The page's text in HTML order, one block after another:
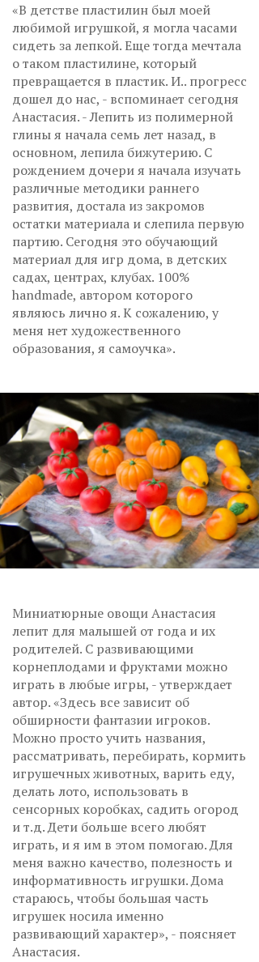
«В детстве пластилин был моей
любимой игрушкой, я могла часами
сидеть за лепкой. Еще тогда мечтала
о таком пластилине, который
превращается в пластик. И.. прогресс
дошел до нас, - вспоминает сегодня
Анастасия. - Лепить из полимерной
глины я начала семь лет назад, в
основном, лепила бижутерию. С
рождением дочери я начала изучать
различные методики раннего
развития, достала из закромов
остатки материала и слепила первую
партию. Сегодня это обучающий
материал для игр дома, в детских
садах, центрах, клубах. 100%
handmade, автором которого
являюсь лично я. К сожалению, у
меня нет художественного
образования, я самоучка».
Миниатюрные овощи Анастасия
лепит для малышей от года и их
родителей. С развивающими
корнеплодами и фруктами можно
играть в любые игры, - утверждает
автор. «Здесь все зависит об
обширности фантазии игроков.
Можно просто учить названия,
рассматривать, перебирать, кормить
игрушечных животных, варить еду,
делать лото, использовать в
сенсорных коробках, садить огород
и т.д. Дети больше всего любят
играть, и я им в этом помогаю. Для
меня важно качество, полезность и
информативность игрушки. Дома
стараюсь, чтобы большая часть
игрушек носила именно
развивающий характер», - поясняет
Анастасия.